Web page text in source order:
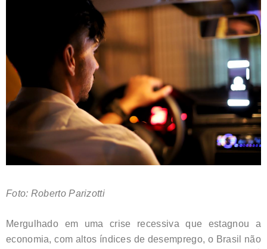
Foto: Roberto Parizotti
Mergulhado em uma crise recessiva que estagnou a
economia, com altos índices de desemprego, o Brasil não